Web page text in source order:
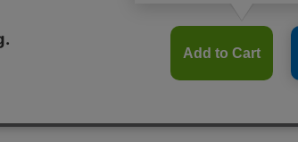
GUIDANCE